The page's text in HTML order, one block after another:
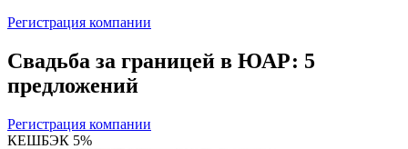
Регистрация компании
Свадьба за границей в ЮАР: 5
предложений
Регистрация компании
КЕШБЭК 5%